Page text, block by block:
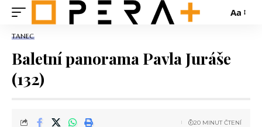
Aa
TANEC
Baletní panorama Pavla Juráše
(132)
20 MINUT ČTENÍ